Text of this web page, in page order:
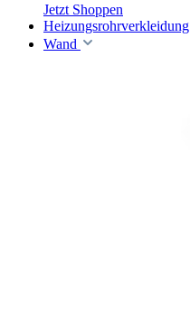
Jetzt Shoppen
Heizungsrohrverkleidung
Wand